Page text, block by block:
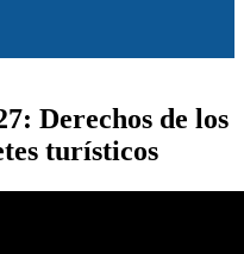
Derechos de los
turísticos